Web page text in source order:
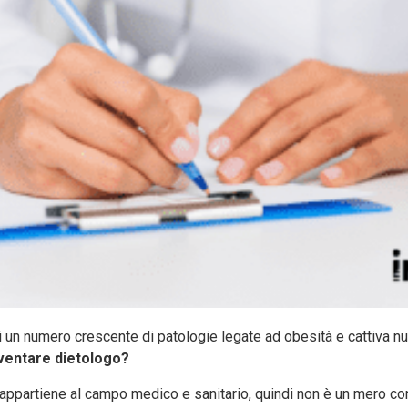
numero crescente di patologie legate ad obesità e cattiva
dietologo?
al campo medico e sanitario, quindi non è un mero